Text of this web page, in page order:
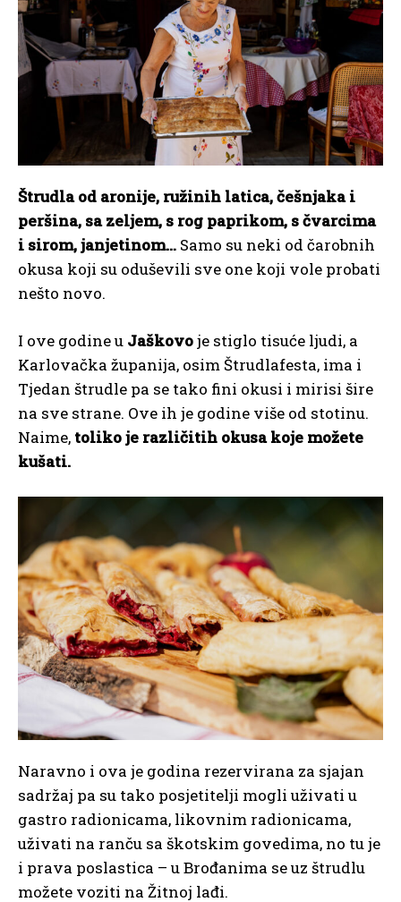
Štrudla od aronije, ružinih latica, češnjaka i
peršina, sa zeljem, s rog paprikom, s čvarcima
i sirom, janjetinom… Samo su neki od čarobnih
okusa koji su oduševili sve one koji vole probati
nešto novo.
I ove godine u Jaškovoje stiglo tisuće ljudi, a
Karlovačka županija, osim Štrudlafesta, ima i
Tjedan štrudle pa se tako fini okusi i mirisi šire
na sve strane. Ove ih je godine više od stotinu.
Naime, toliko je različitih okusa koje možete
kušati.
Naravno i ova je godina rezervirana za sjajan
sadržaj pa su tako posjetitelji mogli uživati u
gastro radionicama, likovnim radionicama,
uživati na ranču sa škotskim govedima, no tu je
i prava poslastica – u Brođanima se uz štrudlu
možete voziti na Žitnoj lađi.